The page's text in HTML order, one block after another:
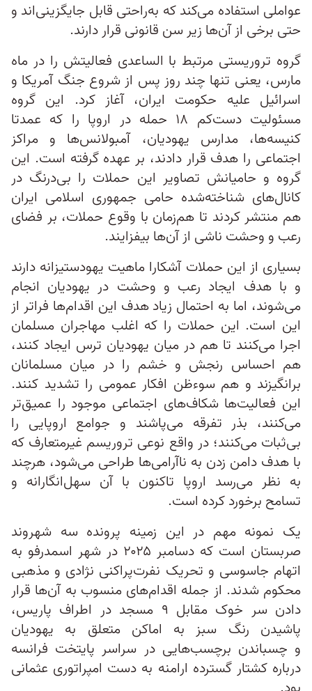
عواملی استفاده می‌کند که به‌راحتی قابل جایگزینی‌اند و
حتی برخی از آن‌ها زیر سن قانونی‌ قرار دارند.
گروه تروریستی مرتبط با الساعدی فعالیتش را در ماه
مارس، یعنی تنها چند روز پس از شروع جنگ آمریکا و
اسرائیل علیه حکومت ایران، آغاز کرد. این گروه
مسئولیت دست‌کم ۱۸ حمله در اروپا را که عمدتا
کنیسه‌ها، مدارس یهودیان، آمبولانس‌ها و مراکز
اجتماعی را هدف قرار دادند، بر عهده گرفته است. این
گروه و حامیانش تصاویر این حملات را بی‌درنگ در
کانال‌های شناخته‌شده حامی جمهوری اسلامی ایران
هم منتشر کردند تا هم‌زمان با وقوع حملات، بر فضای
رعب و وحشت ناشی از آن‌ها بیفزایند.
بسیاری از این حملات آشکارا ماهیت یهودستیزانه دارند
و با هدف ایجاد رعب و وحشت در یهودیان انجام
می‌شوند، اما به احتمال زیاد هدف این اقدام‌ها فراتر از
این است. این حملات را که اغلب مهاجران مسلمان
اجرا می‌کنند تا هم در میان یهودیان ترس ایجاد کنند،
هم احساس رنجش و خشم را در میان مسلمانان
برانگیزند و هم سوءظن افکار عمومی را تشدید کنند.
این فعالیت‌ها شکاف‌های اجتماعی موجود را عمیق‌تر
می‌کنند، بذر تفرقه می‌پاشند و جوامع اروپایی را
بی‌ثبات می‌کنند؛ در واقع نوعی تروریسم غیرمتعارف که
با هدف دامن زدن به ناآرامی‌ها طراحی می‌شود، هرچند
به نظر می‌رسد اروپا تاکنون با آن سهل‌انگارانه و
تسامح برخورد کرده است.
یک نمونه مهم در این زمینه پرونده سه شهروند
صربستان است که دسامبر ۲۰۲۵ در شهر اسمدرفو به
اتهام جاسوسی و تحریک نفرت‌پراکنی نژادی و مذهبی
محکوم شدند. از جمله اقدام‌های منسوب به آن‌ها قرار
دادن سر خوک مقابل ۹ مسجد در اطراف پاریس،
پاشیدن رنگ سبز به اماکن متعلق به یهودیان
و چسباندن برچسب‌هایی در سراسر پایتخت فرانسه
درباره کشتار گسترده ارامنه به دست امپراتوری عثمانی